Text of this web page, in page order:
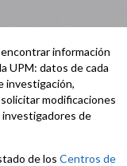
información
UPM: datos de cada
investigación,
modificaciones
investigadores de
de los Centros de